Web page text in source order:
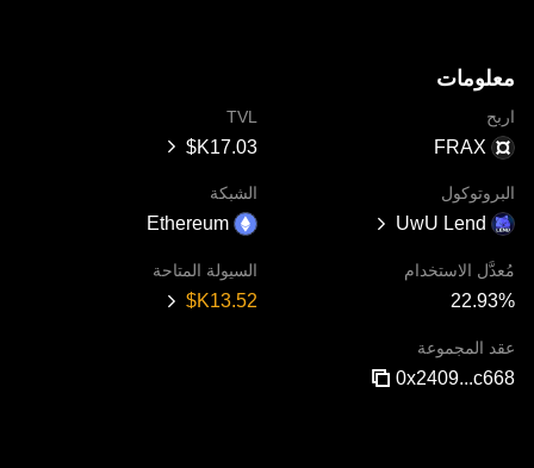
معلومات
اربح
FRAX
TVL
البروتوكول
UwU Lend
الشبكة
Ethereum
مُعدَّل الاستخدام
22.93‎%‎
السيولة المتاحة
عقد المجموعة
0x2409...c668